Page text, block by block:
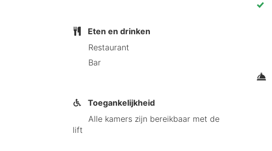
Eten en drinken
Restaurant
Bar
Toegankelijkheid
lift